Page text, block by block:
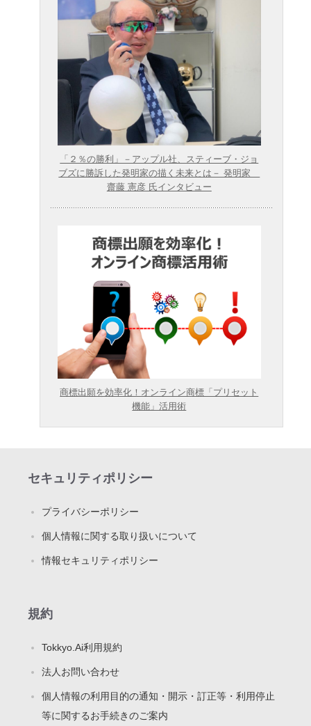
「２％の勝利」－アップル社、スティーブ・ジョ
ブズに勝訴した発明家の描く未来とは－ 発明家
齋藤 憲彦 氏インタビュー
商標出願を効率化！オンライン商標「プリセット
機能」活用術
セキュリティポリシー
プライバシーポリシー
個人情報に関する取り扱いについて
情報セキュリティポリシー
規約
Tokkyo.Ai利用規約
法人お問い合わせ
個人情報の利用目的の通知・開示・訂正等・利用停止
等に関するお手続きのご案内